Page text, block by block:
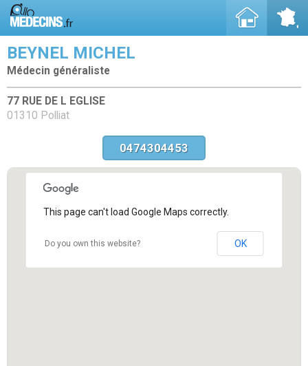
BEYNEL MICHEL
Médecin généraliste
77 RUE DE L EGLISE
01310 Polliat
0474304453
This page can't load Google Maps correctly.
Do you own this website? OK